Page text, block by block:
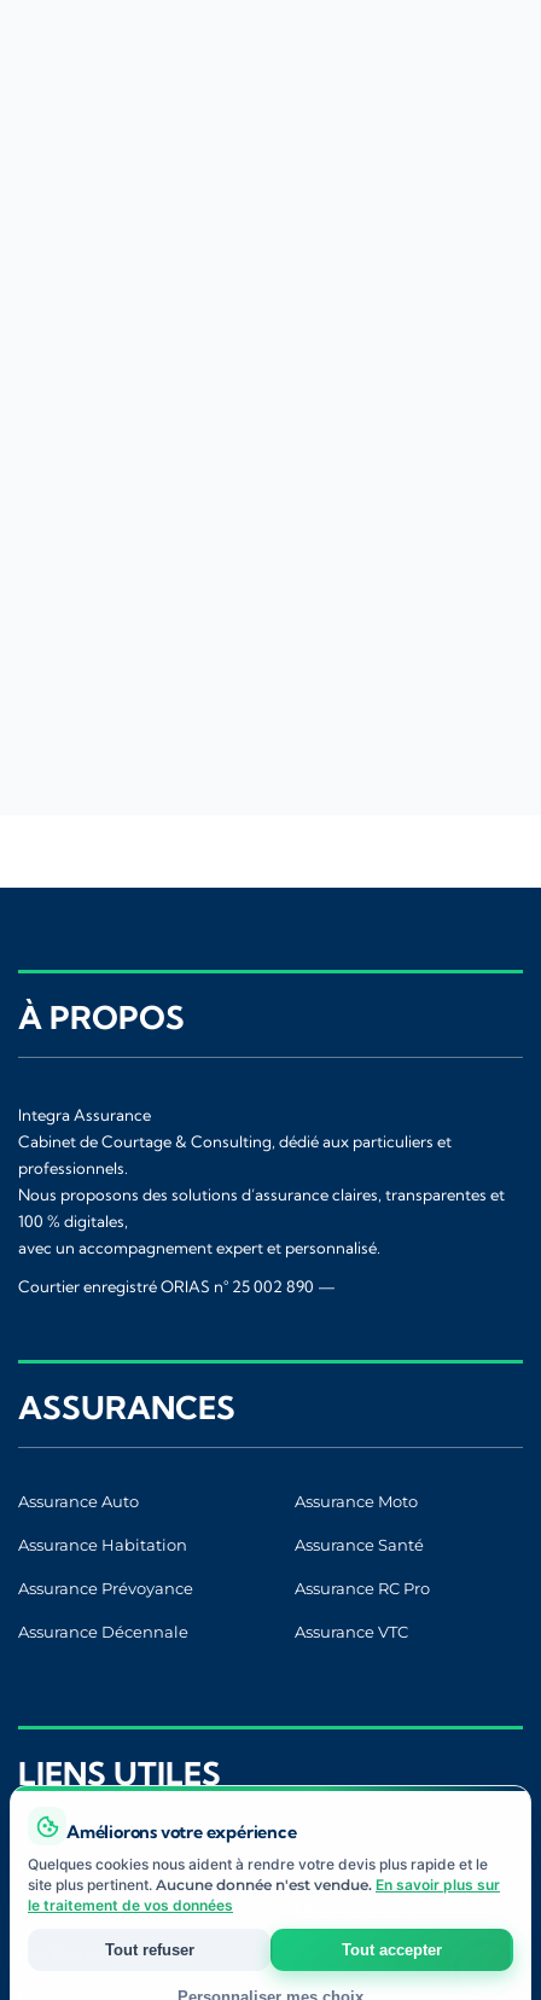
À PROPOS
Integra Assurance
Cabinet de Courtage & Consulting, dédié aux particuliers et
professionnels.
Nous proposons des solutions d’assurance claires, transparentes et
100 % digitales,
avec un accompagnement expert et personnalisé.
Courtier enregistré ORIAS n° 25 002 890 —
ASSURANCES
Assurance Auto Assurance Moto
Assurance Habitation Assurance Santé
Assurance Prévoyance Assurance RC Pro
Assurance Décennale Assurance VTC
LIENS UTILES
Blog Contact
À Propos
Nos Partenaires Devis Gratuit
Améliorons votre expérience
Quelques cookies nous aident à rendre votre devis plus rapide et le
site plus pertinent. Aucune donnée n'est vendue. En savoir plus sur
le traitement de vos données
Tout refuser Tout accepter